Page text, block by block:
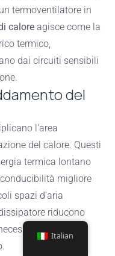
termoventilatore in
calore agisce come la
termico,
dai circuiti sensibili
del
l'area
del calore. Questi
termica lontano
migliore
spazi d'aria
riducono
Italian